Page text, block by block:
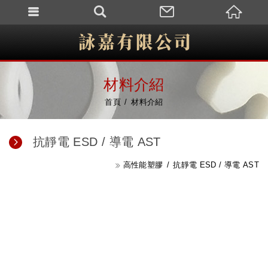
材料介紹
首頁 材料介紹
抗靜電 ESD / 導電 AST
高性能塑膠 抗靜電 ESD / 導電 AST